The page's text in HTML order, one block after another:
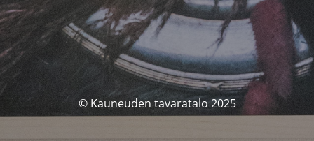
© Kauneuden tavaratalo 2025